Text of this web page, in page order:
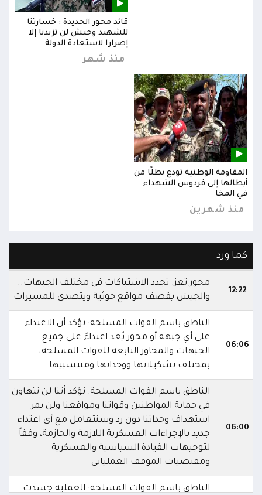
قائد محور الحديدة : خسارتنا
للشهيد وحيش لن تزيدنا إلا
إصرارا لاستعادة الدولة
منذ شهر
المقاومة الوطنية تودع بطلًا من
أبطالها إلى فردوس الشهداء
في المخا
منذ شهرين
كما ورد
12:22
محور تعز: تجدد الاشتباكات في مختلف الجبهات..
والجيش يقصف مواقع حوثية ويتصدى للمسيرات
06:06
الناطق باسم القوات المسلحة: نؤكد أن الاعتداء
على أي جبهة أو محور يُعد اعتداءً على جميع
الجبهات والمحاور التابعة للقوات المسلحة،
بمختلف تشكيلاتها ووحداتها ومنتسبيها
06:00
الناطق باسم القوات المسلحة: نؤكد أننا لن نتهاون
في حماية المواطنين وقواتنا ومواقعنا ولن يمر
استهداف وحداتنا دون رد وسنتعامل مع أي اعتداء
جديد بالإجراءات العسكرية اللازمة والحازمة، وفقاً
لتوجيهات القيادة السياسية والعسكرية
ومقتضيات الموقف العملياتي
الناطق باسم القوات المسلحة: العملية جسدت